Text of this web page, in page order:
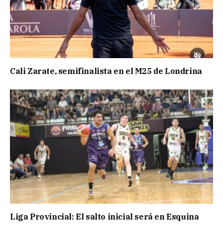
Cali Zarate, semifinalista en el M25 de Londrina
Liga Provincial: El salto inicial será en Esquina